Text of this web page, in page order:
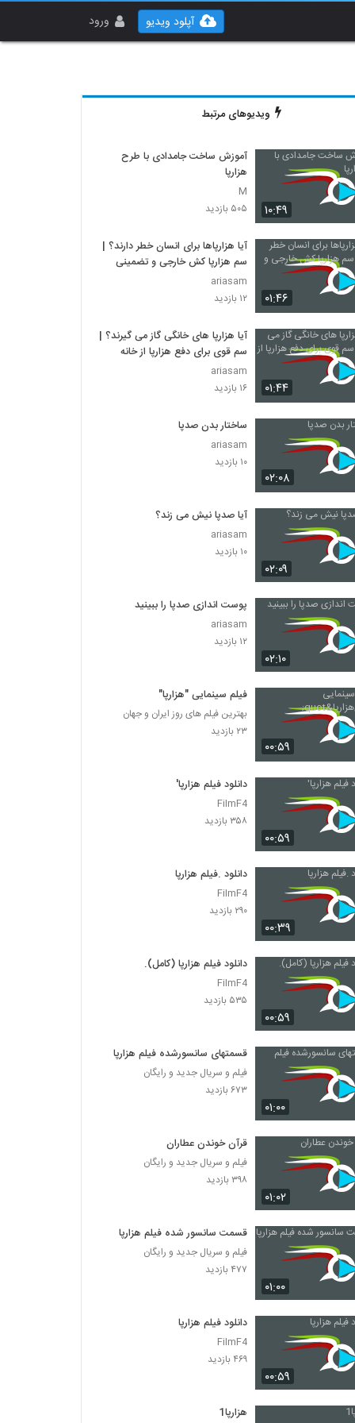
ورود آپلود ویدیو
ویدیوهای مرتبط
۱۰:۴۹
آموزش ساخت جامدادی با طرح
هزارپا
M
۵۰۵ بازدید
۰۱:۴۶
آیا هزارپاها برای انسان خطر دارند؟ |
سم هزارپا کش خارجی و تضمینی
ariasam
۱۲ بازدید
۰۱:۴۴
آیا هزارپا های خانگی گاز می گیرند؟ |
سم قوی برای دفع هزارپا از خانه
ariasam
۱۶ بازدید
۰۲:۰۸
ساختار بدن صدپا
ariasam
۱۰ بازدید
۰۲:۰۹
آیا صدپا نیش می زند؟
ariasam
۱۰ بازدید
۰۲:۱۰
پوست اندازی صدپا را ببینید
ariasam
۱۲ بازدید
۰۰:۵۹
فیلم سینمایی "هزارپا"
بهترین فیلم های روز ایران و جهان
۲۳ بازدید
۰۰:۵۹
دانلود فیلم هزارپا'
FilmF4
۳۵۸ بازدید
۰۰:۳۹
دانلود .فیلم هزارپا
FilmF4
۲۹۰ بازدید
۰۰:۵۹
دانلود فیلم هزارپا (کامل).
FilmF4
۵۳۵ بازدید
۰۱:۰۰
قسمتهای سانسورشده فیلم هزارپا
فیلم و سریال جدید و رایگان
۶۷۳ بازدید
۰۱:۰۲
قرآن خوندن عطاران
فیلم و سریال جدید و رایگان
۳۹۸ بازدید
۰۱:۰۰
قسمت سانسور شده فیلم هزارپا
فیلم و سریال جدید و رایگان
۴۷۷ بازدید
۰۰:۵۹
دانلود فیلم هزارپا
FilmF4
۴۶۹ بازدید
هزارپا1